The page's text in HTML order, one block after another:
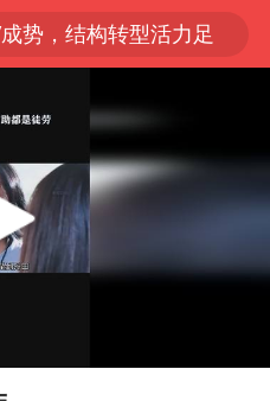
成势，结构转型活力足
价大幅跳涨
郑国霖回应去景区上班被保安拦下
”被拐儿童钟彬发声
浙江舟山21条水上客运航线停航